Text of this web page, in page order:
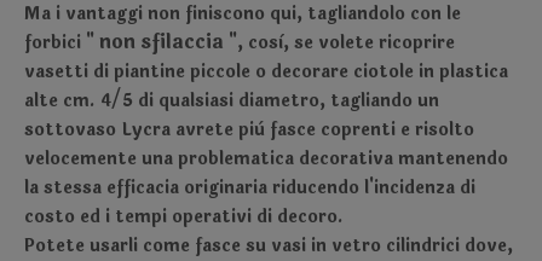
Ma i vantaggi non finiscono qui, tagliandolo con le
forbici " non sfilaccia ", così, se volete ricoprire
vasetti di piantine piccole o decorare ciotole in plastica
alte cm. 4/5 di qualsiasi diametro, tagliando un
sottovaso Lycra avrete più fasce coprenti e risolto
velocemente una problematica decorativa mantenendo
la stessa efficacia originaria riducendo l'incidenza di
costo ed i tempi operativi di decoro.
Potete usarli come fasce su vasi in vetro cilindrici dove,